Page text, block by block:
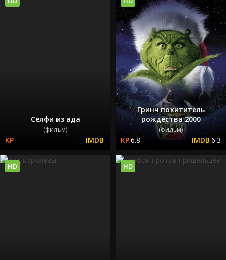
Селфи из ада
(фильм)
Гринч похититель
рождества 2000
(фильм)
6.8 6.3
HD HD